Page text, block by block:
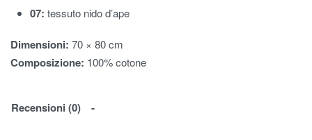
07: tessuto nido d’ape
Dimensioni: 70 × 80 cm
Composizione: 100% cotone
Recensioni (0)